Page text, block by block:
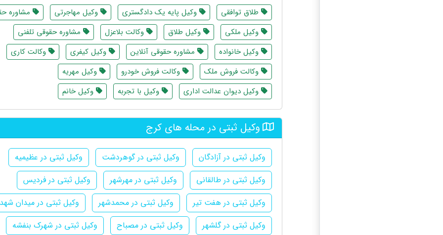
طلاق توافقی وکیل پایه یک دادگستری وکیل مهاجرتی
مشاوره
وکیل ملکی
وکیل طلاق وکالت بلاعزل
مشاوره حقوقی تلفنی
وکیل خانواده
مشاوره حقوقی آنلاین وکیل کیفری
وکالت کاری
وکالت فروش ملک
وکالت فروش خودرو
وکیل مهریه
وکیل دیوان عدالت اداری
وکیل با تجربه وکیل خانم
وکیل ثبتی در محله های کرج
وکیل ثبتی در آزادگان وکیل ثبتی در گوهردشت
وکیل ثبتی در عظیمیه
وکیل ثبتی در طالقانی
وکیل ثبتی در مهرشهر
وکیل ثبتی در فردیس
وکیل ثبتی در هفت تیر
وکیل ثبتی در محمدشهر
وکیل ثبتی در میدان
وکیل ثبتی در گلشهر
وکیل ثبتی در مصباح
وکیل ثبتی در شهرک بنفشه